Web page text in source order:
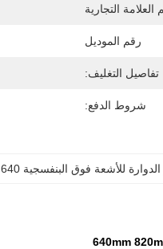
العلامة التجارية
رقم الموديل
تفاصيل التغليف:
شروط الدفع:
للأشعة فوق البنفسجية 640 مم